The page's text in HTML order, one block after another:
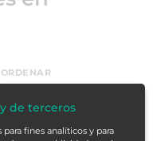
ORDENAR
de terceros
fines analíticos y para